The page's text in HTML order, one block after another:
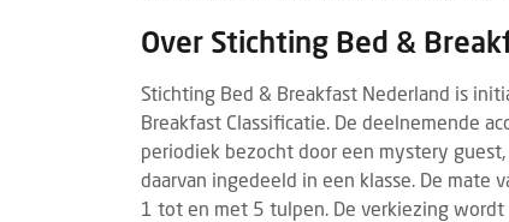
Over Stichting Bed &
Stichting Bed & Breakfast Nederland is
Breakfast Classificatie. De deelnemende
periodiek bezocht door een mystery
daarvan ingedeeld in een klasse. De
1 tot en met 5 tulpen. De verkiezing